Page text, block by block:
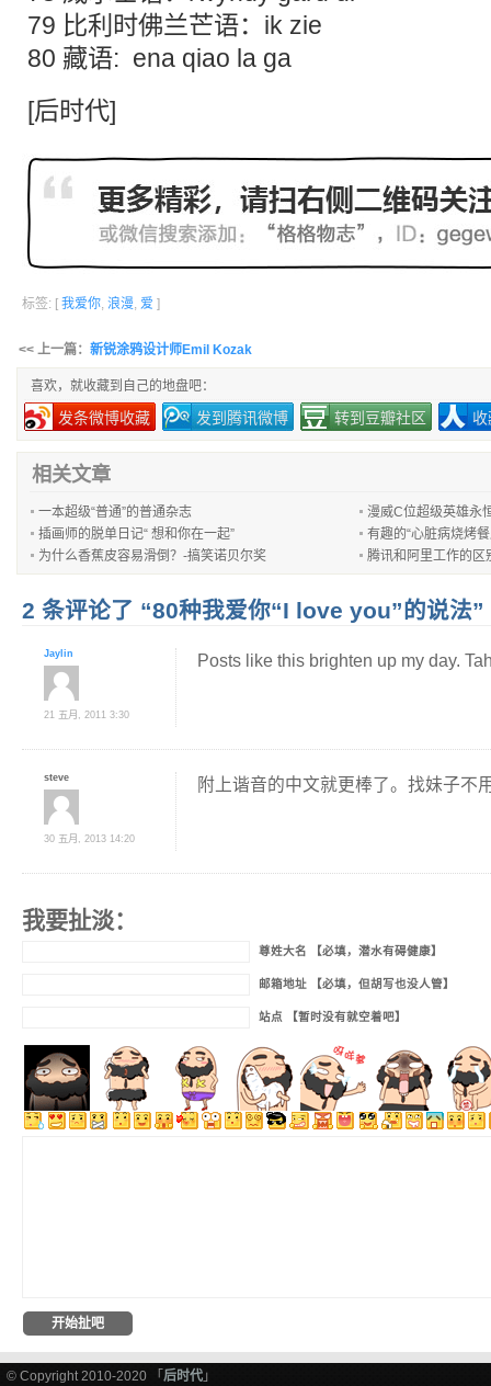
79 比利时佛兰芒语：ik zie
80 藏语: ena qiao la ga
[后时代]
标签: [ 我爱你, 浪漫, 爱 ]
<< 上一篇： 新锐涂鸦设计师Emil Kozak
喜欢，就收藏到自己的地盘吧：
发条微博收藏 发到腾讯微博 转到豆瓣社区
相关文章
一本超级“普通”的普通杂志
漫威C位超级英雄永
插画师的脱单日记“ 想和你在一起”
有趣的“心脏病烧烤
为什么香蕉皮容易滑倒？-搞笑诺贝尔奖
腾讯和阿里工作的区
2 条评论了 “80种我爱你“I love you”的说法”
Jaylin
21 五月, 2011 3:30
Posts like this brighten up my day.
steve
30 五月, 2013 14:20
附上谐音的中文就更棒了。找妹子不
我要扯淡：
尊姓大名 【必填，潜水有碍健康】
邮箱地址 【必填，但胡写也没人管】
站点 【暂时没有就空着吧】
© Copyright 2010-2020 「 后时代 」